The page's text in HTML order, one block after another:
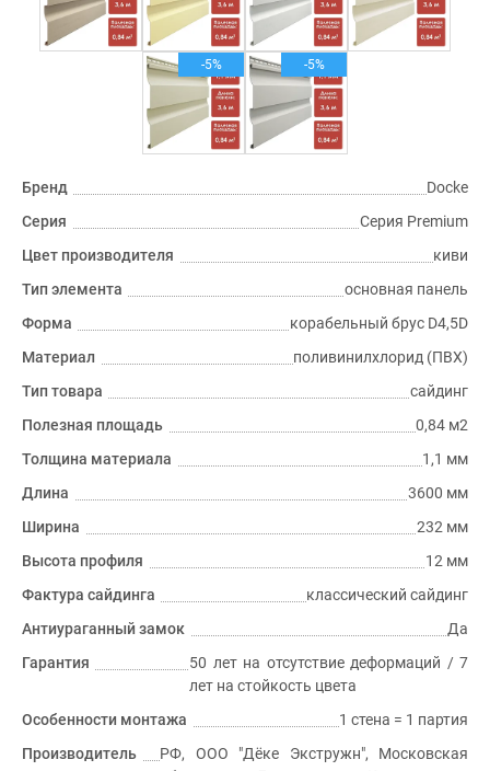
-5% -5%
Бренд
Docke
Серия
Серия Premium
Цвет производителя
киви
Тип элемента
основная панель
Форма
корабельный брус D4,5D
Материал
поливинилхлорид (ПВХ)
Тип товара
сайдинг
Полезная площадь
0,84 м2
Толщина материала
1,1 мм
Длина
3600 мм
Ширина
232 мм
Высота профиля
12 мм
Фактура сайдинга
классический сайдинг
Антиураганный замок
Да
Гарантия
50 лет на отсутствие деформаций / 7
лет на стойкость цвета
Особенности монтажа
1 стена = 1 партия
Производитель
РФ, ООО "Дёке Экстружн", Московская